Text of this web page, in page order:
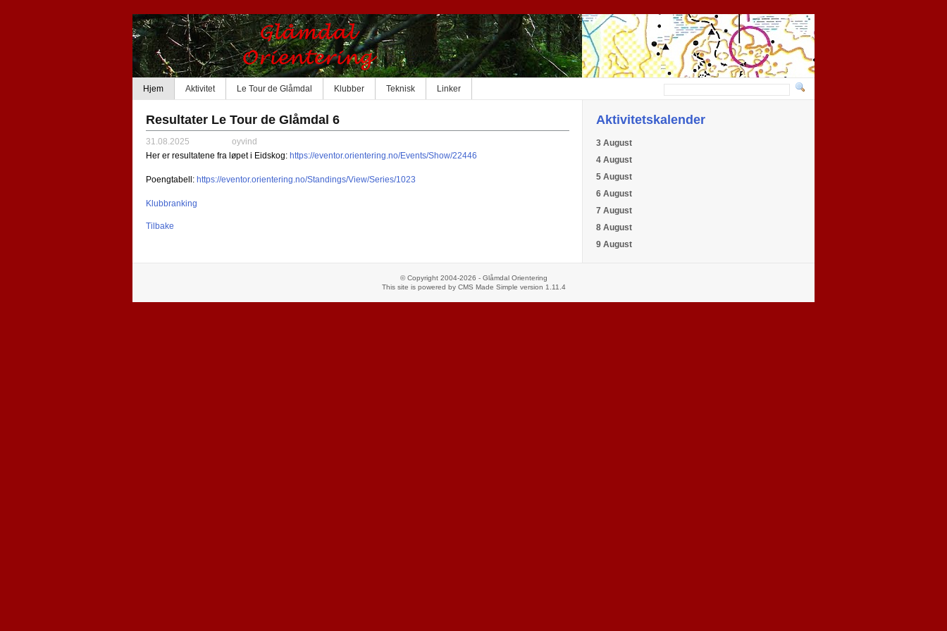
Hjem Aktivitet Le Tour de Glåmdal Klubber Teknisk Linker
Aktivitetskalender
3 August
4 August
5 August
6 August
7 August
8 August
9 August
Resultater Le Tour de Glåmdal 6
31.08.2025
oyvind
Her er resultatene fra løpet i Eidskog: https://eventor.orientering.no/Events/Show/22446
Poengtabell: https://eventor.orientering.no/Standings/View/Series/1023
Klubbranking
Tilbake
© Copyright 2004-2026 - Glåmdal Orientering
This site is powered by CMS Made Simple version 1.11.4